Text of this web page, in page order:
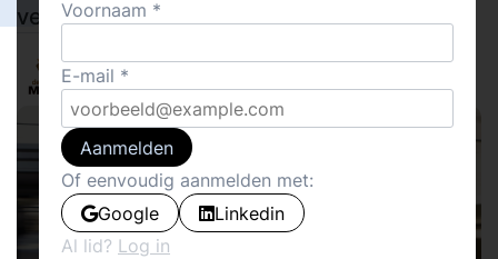
vertraging
Walther Ploos van Amstel
De Laatste Meter
6
Delen
Voornaam
E-mail
Aanmelden
Of eenvoudig aanmelden met:
Google
Linkedin
Al lid? Log in